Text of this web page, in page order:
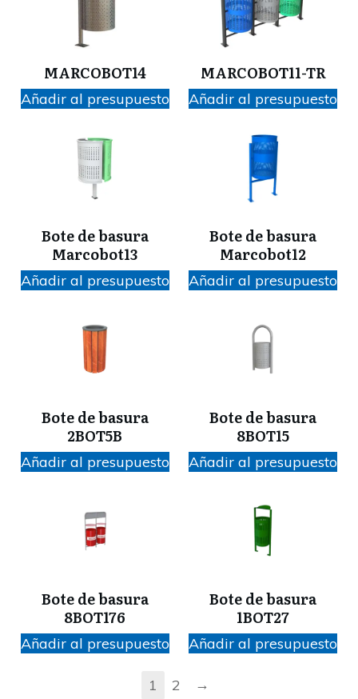
MARCOBOT14
Añadir al presupuesto
MARCOBOT11-TR
Añadir al presupuesto
Bote de basura
Marcobot13
Añadir al presupuesto
Bote de basura
Marcobot12
Añadir al presupuesto
Bote de basura
2BOT5B
Añadir al presupuesto
Bote de basura
8BOT15
Añadir al presupuesto
Bote de basura
8BOT176
Añadir al presupuesto
Bote de basura
1BOT27
Añadir al presupuesto
1 2 →